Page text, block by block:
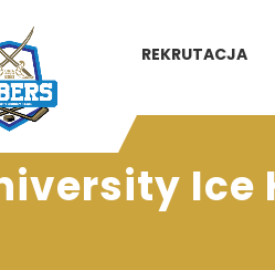
REKRUTACJA
Ice